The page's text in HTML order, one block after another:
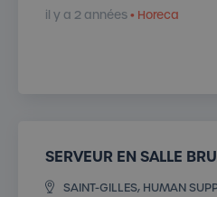
il y a 2 années• Horeca
SERVEUR EN SALLE
SAINT-GILLES, HUMAN